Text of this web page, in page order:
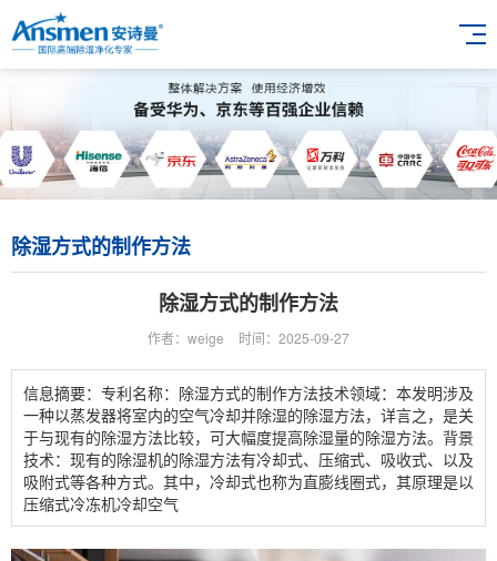
除湿方式的制作方法
除湿方式的制作方法
作者：weige 时间：2025-09-27
信息摘要：专利名称：除湿方式的制作方法技术领域：本发明涉及
一种以蒸发器将室内的空气冷却并除湿的除湿方法，详言之，是关
于与现有的除湿方法比较，可大幅度提高除湿量的除湿方法。背景
技术：现有的除湿机的除湿方法有冷却式、压缩式、吸收式、以及
吸附式等各种方式。其中，冷却式也称为直膨线圈式，其原理是以
压缩式冷冻机冷却空气